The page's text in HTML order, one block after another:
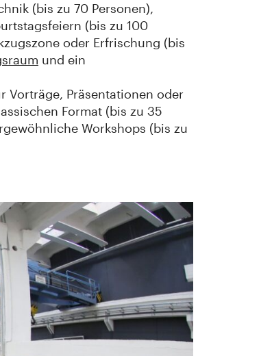
(bis zu 70 Personen),
(bis zu 100
oder Erfrischung (bis
und ein
Vorträge, Präsentationen oder
Format (bis zu 35
Workshops (bis zu